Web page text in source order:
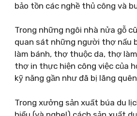
bảo tồn các nghề thủ công và
Trong những ngôi nhà nửa gỗ
quan sát những người thợ nấu
làm bánh, thợ thuộc da, thợ
thợ in thực hiện công việc của
kỹ năng gần như đã bị lãng
Trong xưởng sản xuất búa du